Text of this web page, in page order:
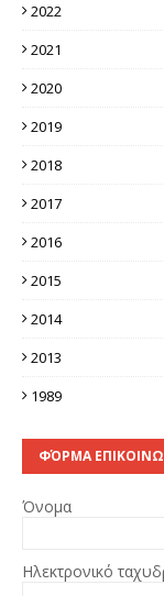
2022
2021
2020
2019
2018
2017
2016
2015
2014
2013
1989
ΦΌΡΜΑ
Όνομα
Ηλεκτρονικό